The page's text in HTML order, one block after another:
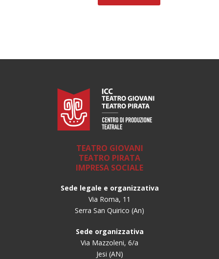
TEATRO GIOVANI
TEATRO PIRATA
IMPRESA SOCIALE
Sede legale e organizzativa
Via Roma, 11
Serra San Quirico (An)
Sede organizzativa
Via Mazzoleni, 6/a
Jesi (AN)